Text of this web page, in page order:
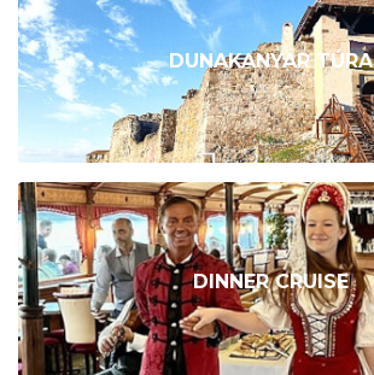
DUNAKANYAR TÚRA
DINNER CRUISE